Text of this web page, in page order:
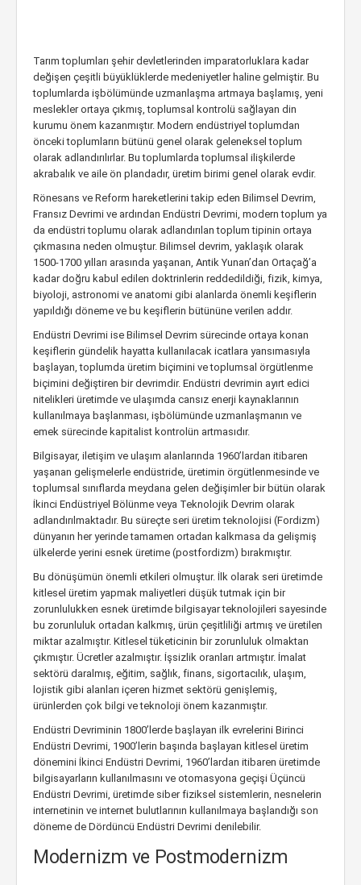
Tarım toplumları şehir devletlerinden imparatorluklara kadar
değişen çeşitli büyüklüklerde medeniyetler haline gelmiştir. Bu
toplumlarda işbölümünde uzmanlaşma artmaya başlamış, yeni
meslekler ortaya çıkmış, toplumsal kontrolü sağlayan din
kurumu önem kazanmıştır. Modern endüstriyel toplumdan
önceki toplumların bütünü genel olarak geleneksel toplum
olarak adlandırılırlar. Bu toplumlarda toplumsal ilişkilerde
akrabalık ve aile ön plandadır, üretim birimi genel olarak evdir.
Rönesans ve Reform hareketlerini takip eden Bilimsel Devrim,
Fransız Devrimi ve ardından Endüstri Devrimi, modern toplum ya
da endüstri toplumu olarak adlandırılan toplum tipinin ortaya
çıkmasına neden olmuştur. Bilimsel devrim, yaklaşık olarak
1500-1700 yılları arasında yaşanan, Antik Yunan’dan Ortaçağ’a
kadar doğru kabul edilen doktrinlerin reddedildiği, fizik, kimya,
biyoloji, astronomi ve anatomi gibi alanlarda önemli keşiflerin
yapıldığı döneme ve bu keşiflerin bütününe verilen addır.
Endüstri Devrimi ise Bilimsel Devrim sürecinde ortaya konan
keşiflerin gündelik hayatta kullanılacak icatlara yansımasıyla
başlayan, toplumda üretim biçimini ve toplumsal örgütlenme
biçimini değiştiren bir devrimdir. Endüstri devrimin ayırt edici
nitelikleri üretimde ve ulaşımda cansız enerji kaynaklarının
kullanılmaya başlanması, işbölümünde uzmanlaşmanın ve
emek sürecinde kapitalist kontrolün artmasıdır.
Bilgisayar, iletişim ve ulaşım alanlarında 1960’lardan itibaren
yaşanan gelişmelerle endüstride, üretimin örgütlenmesinde ve
toplumsal sınıflarda meydana gelen değişimler bir bütün olarak
İkinci Endüstriyel Bölünme veya Teknolojik Devrim olarak
adlandırılmaktadır. Bu süreçte seri üretim teknolojisi (Fordizm)
dünyanın her yerinde tamamen ortadan kalkmasa da gelişmiş
ülkelerde yerini esnek üretime (postfordizm) bırakmıştır.
Bu dönüşümün önemli etkileri olmuştur. İlk olarak seri üretimde
kitlesel üretim yapmak maliyetleri düşük tutmak için bir
zorunlulukken esnek üretimde bilgisayar teknolojileri sayesinde
bu zorunluluk ortadan kalkmış, ürün çeşitliliği artmış ve üretilen
miktar azalmıştır. Kitlesel tüketicinin bir zorunluluk olmaktan
çıkmıştır. Ücretler azalmıştır. İşsizlik oranları artmıştır. İmalat
sektörü daralmış, eğitim, sağlık, finans, sigortacılık, ulaşım,
lojistik gibi alanları içeren hizmet sektörü genişlemiş,
ürünlerden çok bilgi ve teknoloji önem kazanmıştır.
Endüstri Devriminin 1800’lerde başlayan ilk evrelerini Birinci
Endüstri Devrimi, 1900’lerin başında başlayan kitlesel üretim
dönemini İkinci Endüstri Devrimi, 1960’lardan itibaren üretimde
bilgisayarların kullanılmasını ve otomasyona geçişi Üçüncü
Endüstri Devrimi, üretimde siber fiziksel sistemlerin, nesnelerin
internetinin ve internet bulutlarının kullanılmaya başlandığı son
döneme de Dördüncü Endüstri Devrimi denilebilir.
Modernizm ve Postmodernizm